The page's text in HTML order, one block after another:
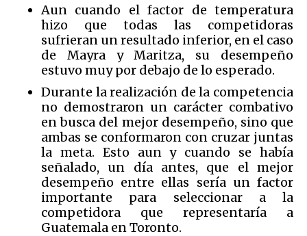
Aun cuando el factor de temperatura
hizo que todas las competidoras
sufrieran un resultado inferior, en el caso
de Mayra y Maritza, su desempeño
estuvo muy por debajo de lo esperado.
Durante la realización de la competencia
no demostraron un carácter combativo
en busca del mejor desempeño, sino que
ambas se conformaron con cruzar juntas
la meta. Esto aun y cuando se había
señalado, un día antes, que el mejor
desempeño entre ellas sería un factor
importante para seleccionar a la
competidora que representaría a
Guatemala en Toronto.